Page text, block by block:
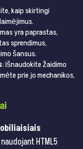
kaip skirtingi
yra paprastas,
sprendimus,
šansus.
: Išnaudokite žaidimo
prie jo mechanikos,
HTML5